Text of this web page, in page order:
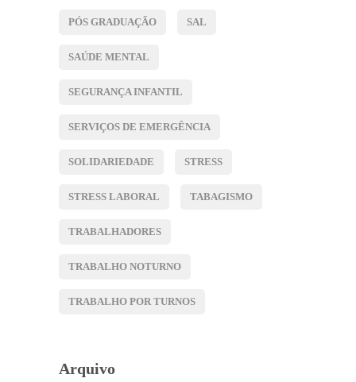
PÓS GRADUAÇÃO SAL
SAÚDE MENTAL
SEGURANÇA INFANTIL
SERVIÇOS DE EMERGÊNCIA
SOLIDARIEDADE STRESS
STRESS LABORAL TABAGISMO
TRABALHADORES
TRABALHO NOTURNO
TRABALHO POR TURNOS
Arquivo